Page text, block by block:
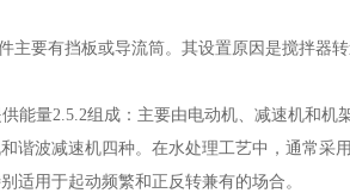
有挡板或导流筒。其设置原因是搅拌器转
2.5.2组成：主要由电动机、减速机
谐波减速机四种。在水处理工艺中，通常
别适用于起动频繁和正反转兼有的场合。